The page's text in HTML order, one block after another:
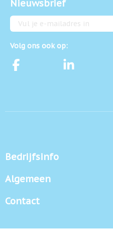
Nieuwsbrief
E-mailadres
Volg ons ook op:
Bedrijfsinfo
Algemeen
Contact